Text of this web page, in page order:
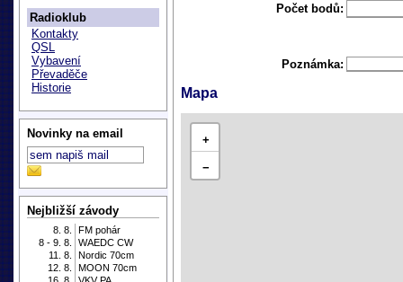
Radioklub
Kontakty
QSL
Vybavení
Převaděče
Historie
Novinky na email
Nejbližší závody
8. 8.
FM pohár
8 - 9. 8.
WAEDC CW
11. 8.
Nordic 70cm
12. 8.
MOON 70cm
Počet bodů:
Poznámka:
Mapa
+
−